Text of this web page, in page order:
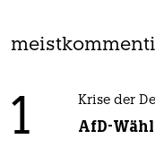
1 Krise der
AfD-